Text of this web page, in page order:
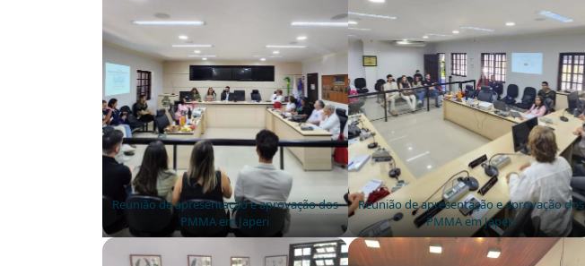
Reunião de apresentação e aprovação dos
PMMA em Japeri
Reunião de apresentação e aprovação dos
PMMA em Japeri